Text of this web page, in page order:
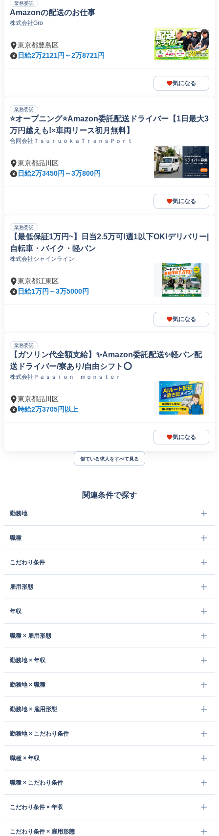
業務委託
Amazonの配送のお仕事
株式会社Gro
東京都豊島区
日給2万2121円～2万8721円
気になる
業務委託
⭐️オープニング⭐️Amazon委託配送ドライバー【1日最大3
万円越えも!×車両リース初月無料】
合同会社ＴｓｕｒｕｏｋａＴｒａｎｓＰｏｒｔ
東京都品川区
日給2万3450円～3万800円
気になる
業務委託
【最低保証1万円~】日当2.5万可!週1以下OK!デリバリー|
自転車・バイク・軽バン
株式会社シャインライン
東京都江東区
日給1万円～3万5000円
気になる
業務委託
【ガソリン代全額支給】✨️Amazon委託配送✨️軽バン配
送ドライバー/寮あり/自由シフト⭕️
株式会社Ｐａｓｓｉｏｎ ｍｏｎｓｔｅｒ
東京都品川区
時給2万3705円以上
気になる
似ている求人をすべて見る
関連条件で探す
勤務地
職種
こだわり条件
雇用形態
年収
職種 × 雇用形態
勤務地 × 年収
勤務地 × 職種
勤務地 × 雇用形態
勤務地 × こだわり条件
職種 × 年収
職種 × こだわり条件
こだわり条件 × 年収
こだわり条件 × 雇用形態